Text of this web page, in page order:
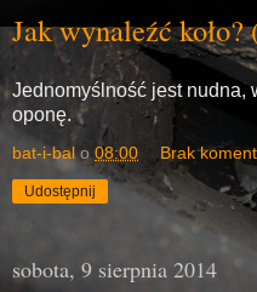
Jak wynaleźć
Jednomyślność jest nudna,
oponę.
bat-i-bal o 08:00 Brak
Udostępnij
sobota, 9 sierpnia 2014